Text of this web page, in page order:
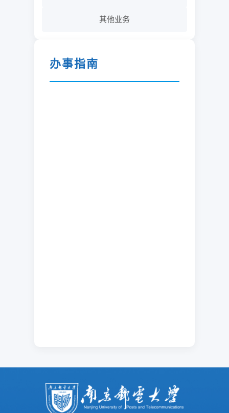
其他业务
办事指南